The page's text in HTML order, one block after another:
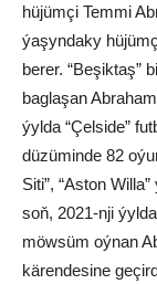
hüjümçi Temmi
ýaşyndaky
berer. “Beşiktaş”
baglaşan
ýylda “Çelside”
düzüminde 82
Siti”, “Aston
soň, 2021-nji
möwsüm oýnan
kärendesine